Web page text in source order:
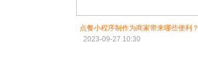
点餐小程序制作为商家带来哪些便利？
2023-09-27 10:30